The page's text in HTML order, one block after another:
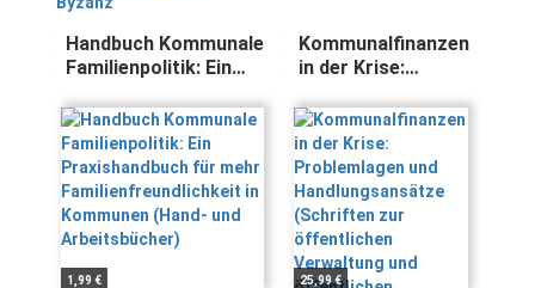
Handbuch Kommunale
Familienpolitik: Ein
mehr
Familienfreundlichkeit
in Kommunen (Hand-
und Arbeitsbücher)
1,99 €
Kommunalfinanzen
in der Krise:
Handlungsansätze
(Schriften zur
öffentlichen
Verwaltung und
öffentlichen
Wirtschaft)
25,99 €